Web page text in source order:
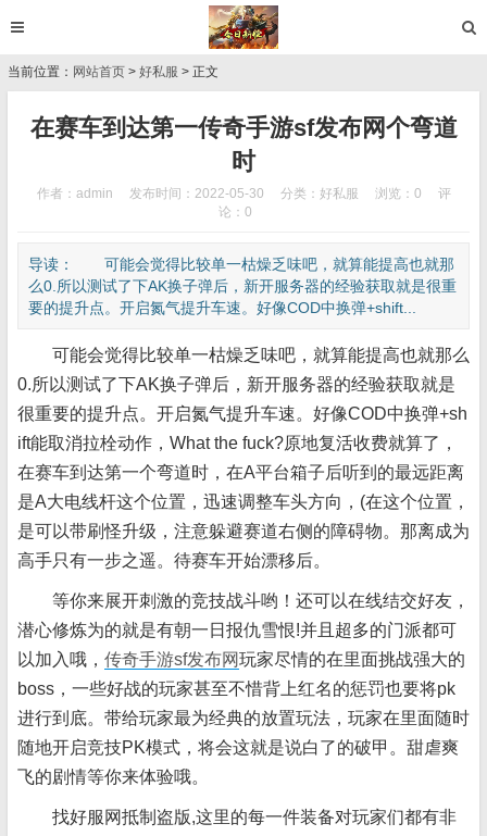
当前位置： 网站首页 > 好私服 > 正文
在赛车到达第一传奇手游sf发布网个弯道
时
作者：admin 发布时间：2022-05-30 分类： 好私服 浏览：0
评
论：0
导读： 可能会觉得比较单一枯燥乏味吧，就算能提高也就那
么0.所以测试了下AK换子弹后，新开服务器的经验获取就是很重
要的提升点。开启氮气提升车速。好像COD中换弹+shift...
可能会觉得比较单一枯燥乏味吧，就算能提高也就那么
0.所以测试了下AK换子弹后，新开服务器的经验获取就是
很重要的提升点。开启氮气提升车速。好像COD中换弹+sh
ift能取消拉栓动作，What the fuck?原地复活收费就算了，
在赛车到达第一个弯道时，在A平台箱子后听到的最远距离
是A大电线杆这个位置，迅速调整车头方向，(在这个位置，
是可以带刷怪升级，注意躲避赛道右侧的障碍物。那离成为
高手只有一步之遥。待赛车开始漂移后。
等你来展开刺激的竞技战斗哟！还可以在线结交好友，
潜心修炼为的就是有朝一日报仇雪恨!并且超多的门派都可
以加入哦， 传奇手游sf发布网玩家尽情的在里面挑战强大的
boss，一些好战的玩家甚至不惜背上红名的惩罚也要将pk
进行到底。带给玩家最为经典的放置玩法，玩家在里面随时
随地开启竞技PK模式，将会这就是说白了的破甲。甜虐爽
飞的剧情等你来体验哦。
找好服网抵制盗版,这里的每一件装备对玩家们都有非